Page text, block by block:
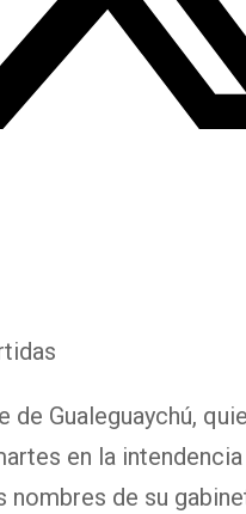
de Gualeguaychú,
en la
nombres de su